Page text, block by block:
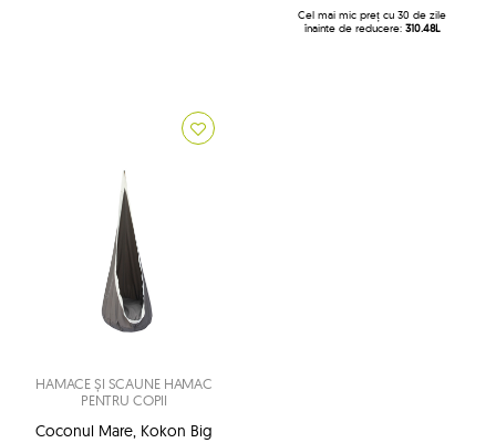
Cel mai mic preț cu 30 de zile
înainte de reducere: 310.48L
HAMACE ȘI SCAUNE HAMAC
PENTRU COPII
Coconul Mare, Kokon Big